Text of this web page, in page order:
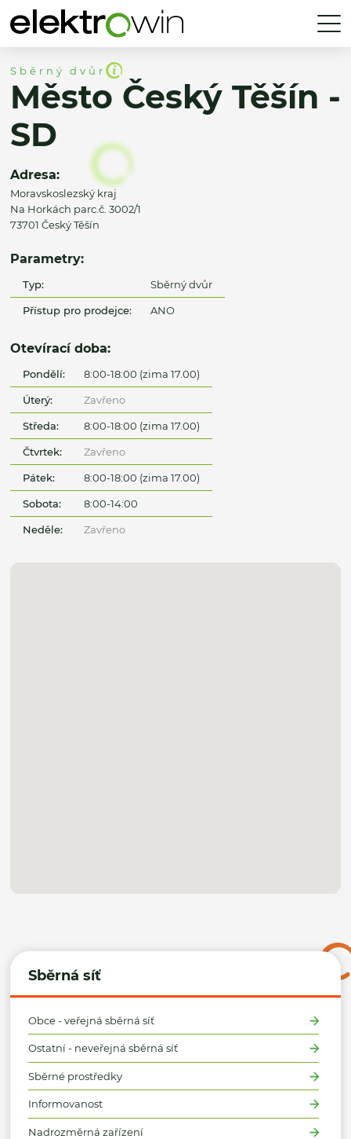
Sběrná síť
Obce - veřejná sběrná síť
Ostatní - neveřejná sběrná síť
Sběrné prostředky
Informovanost
Nadrozměrná zařízení
Sběrný dvůr
Město Český Těšín -
SD
Adresa:
Moravskoslezský kraj
Na Horkách parc.č. 3002/1
73701 Český Těšín
Parametry:
Typ: Sběrný dvůr
Přístup pro prodejce: ANO
Otevírací doba:
Pondělí: 8:00-18:00 (zima 17.00)
Úterý: Zavřeno
Středa: 8:00-18:00 (zima 17.00)
Čtvrtek: Zavřeno
Pátek: 8:00-18:00 (zima 17.00)
Sobota: 8:00-14:00
Neděle: Zavřeno